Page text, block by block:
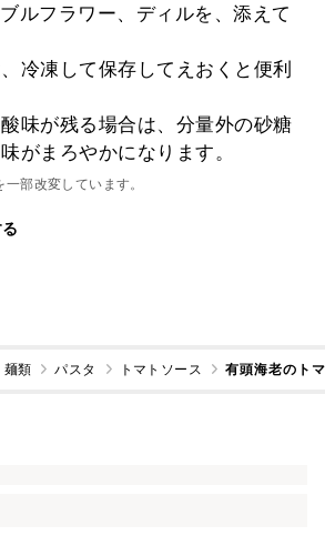
ルフラワー、ディルを、添えて
冷凍して保存してえおくと便利
味が残る場合は、分量外の砂糖
がまろやかになります。
部改変しています。
麺類 パスタ トマトソース 有頭海老のト